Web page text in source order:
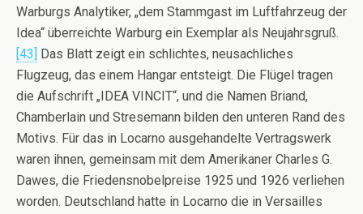
Warburgs Analytiker, „dem Stammgast im Luftfahrzeug der
Idea“ überreichte Warburg ein Exemplar als Neujahrsgruß.
[43]
Das Blatt zeigt ein schlichtes, neusachliches
Flugzeug, das einem Hangar entsteigt. Die Flügel tragen
die Aufschrift „IDEA VINCIT“, und die Namen Briand,
Chamberlain und Stresemann bilden den unteren Rand des
Motivs. Für das in Locarno ausgehandelte Vertragswerk
waren ihnen, gemeinsam mit dem Amerikaner Charles G.
Dawes, die Friedensnobelpreise 1925 und 1926 verliehen
worden. Deutschland hatte in Locarno die in Versailles